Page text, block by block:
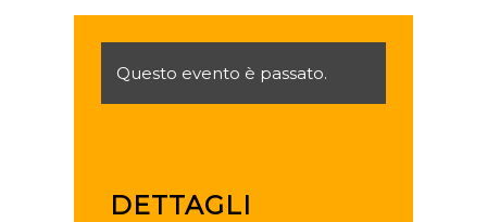
Questo evento è passato.
DETTAGLI